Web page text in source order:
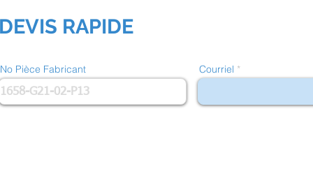
RAPIDE
No Pièce Fabricant Courriel